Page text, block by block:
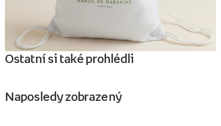
Ostatní si také prohlédli
Naposledy zobrazený